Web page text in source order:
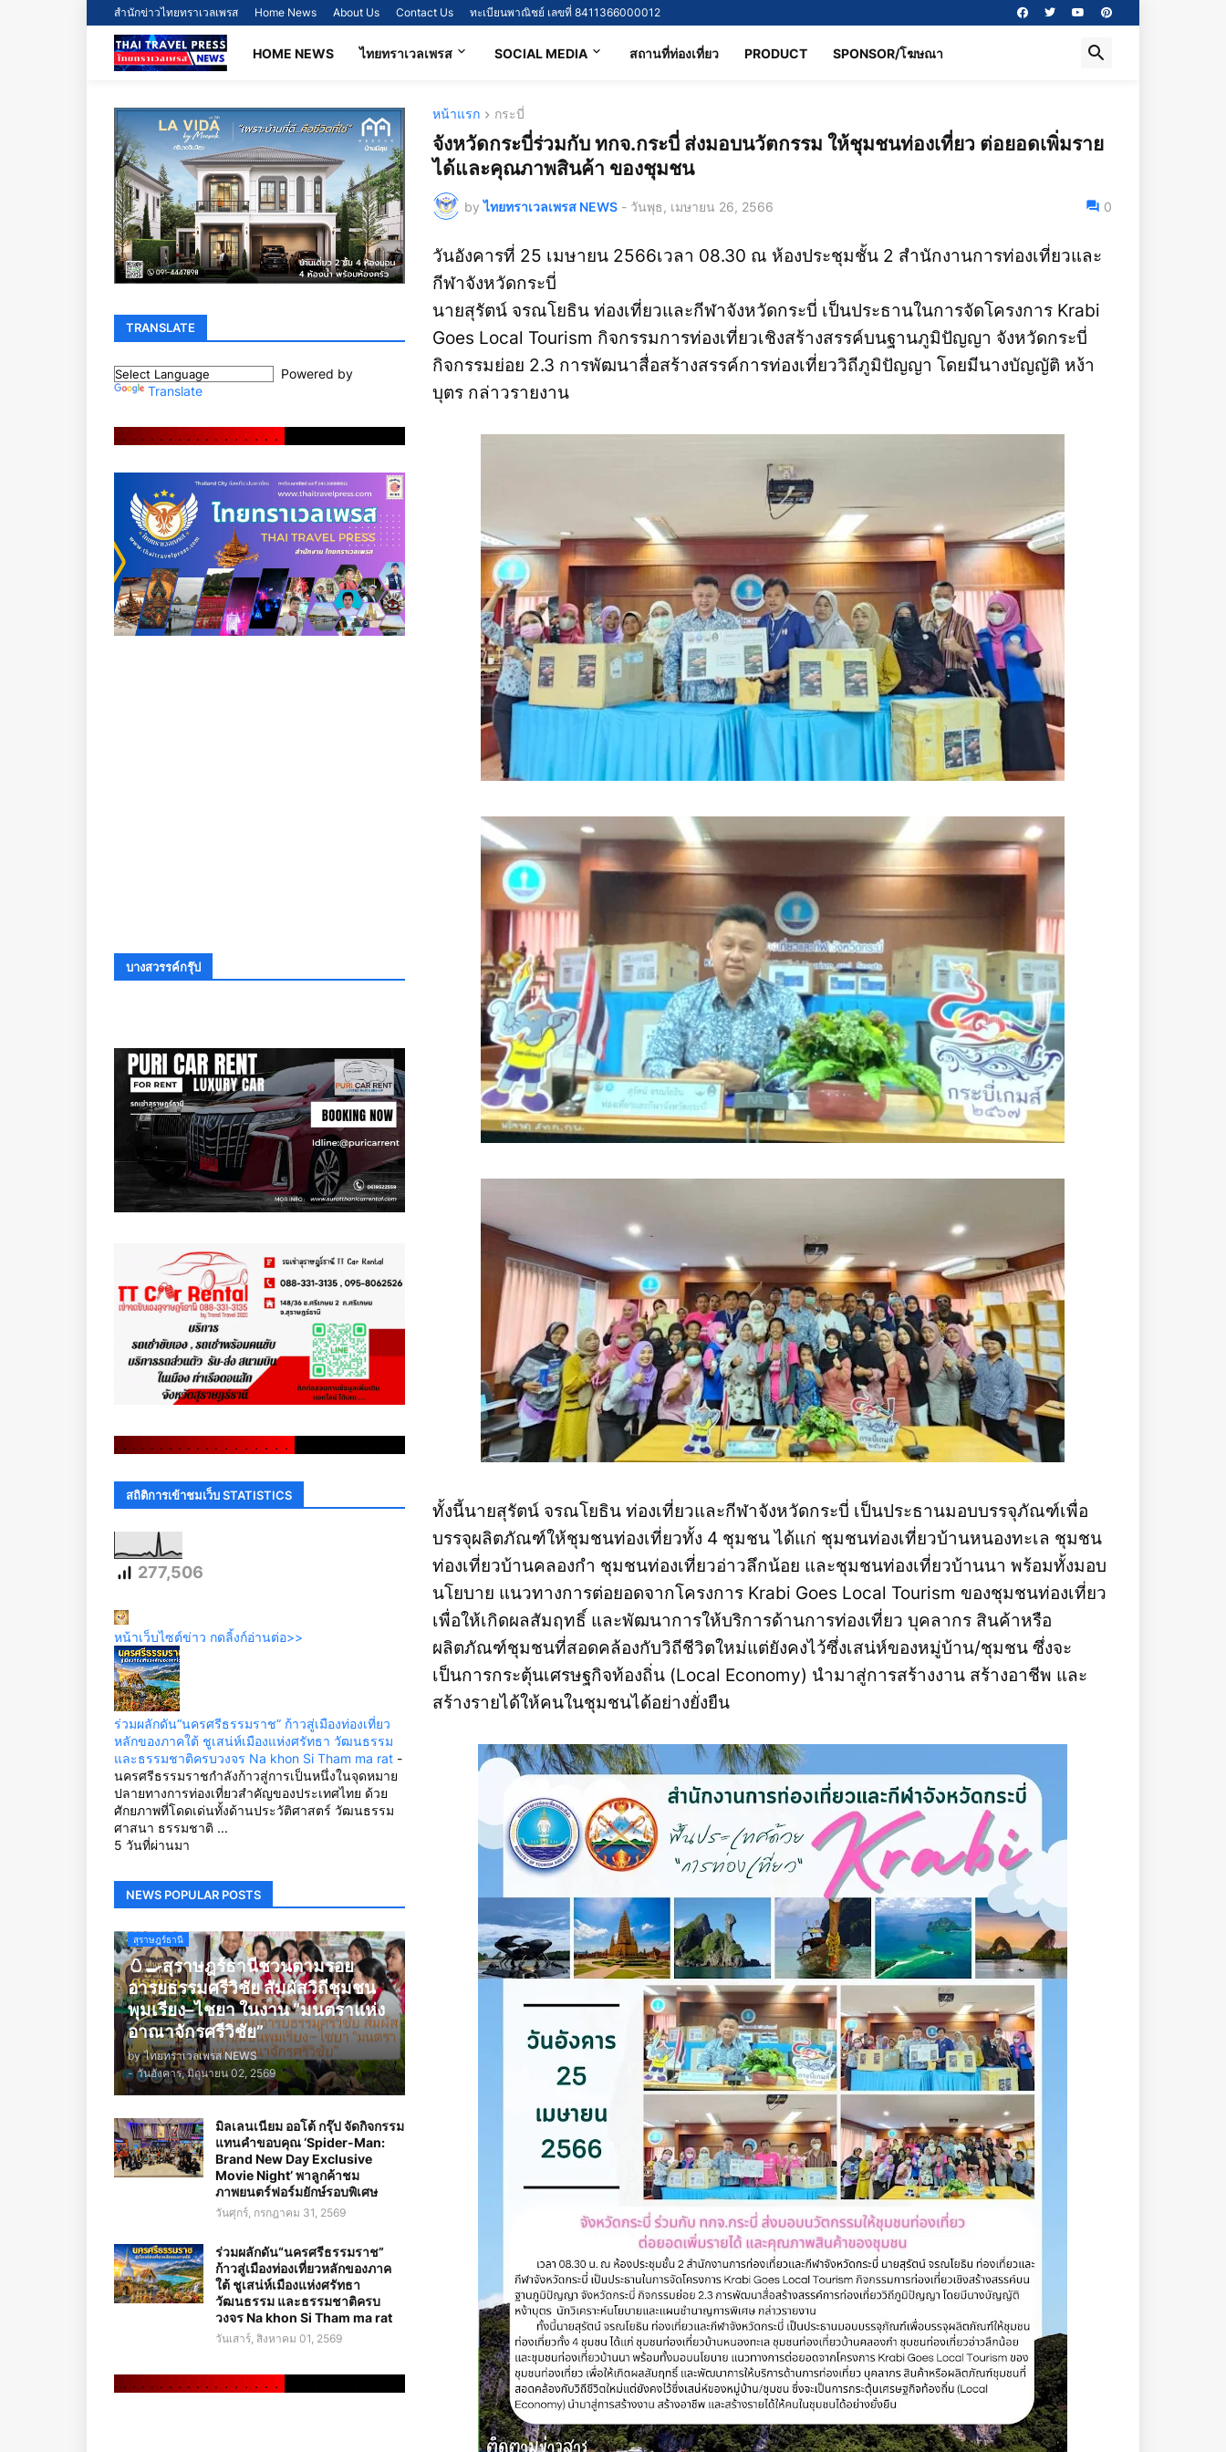
สำนักข่าวไทยทราเวลเพรส Home News About Us Contact Us ทะเบียนพาณิชย์ เลขที่ 8411366000012
HOME NEWS ไทยทราเวลเพรส SOCIAL MEDIA สถานที่ท่องเที่ยว PRODUCT SPONSOR/โฆษณา
หน้าแรก กระบี่
จังหวัดกระบี่ร่วมกับ ทกจ.กระบี่ ส่งมอบนวัตกรรม ให้ชุมชนท่องเที่ยว ต่อยอดเพิ่มราย
ได้และคุณภาพสินค้า ของชุมชน
by ไทยทราเวลเพรส NEWS - วันพุธ, เมษายน 26, 2566 0
วันอังคารที่ 25 เมษายน 2566เวลา 08.30 ณ ห้องประชุมชั้น 2 สำนักงานการท่องเที่ยวและ
กีฬาจังหวัดกระบี่
นายสุรัตน์ จรณโยธิน ท่องเที่ยวและกีฬาจังหวัดกระบี่ เป็นประธานในการจัดโครงการ Krabi
Goes Local Tourism กิจกรรมการท่องเที่ยวเชิงสร้างสรรค์บนฐานภูมิปัญญา จังหวัดกระบี่
กิจกรรมย่อย 2.3 การพัฒนาสื่อสร้างสรรค์การท่องเที่ยววิถีภูมิปัญญา โดยมีนางบัญญัติ หง้า
บุตร กล่าวรายงาน
ทั้งนี้นายสุรัตน์ จรณโยธิน ท่องเที่ยวและกีฬาจังหวัดกระบี่ เป็นประธานมอบบรรจุภัณฑ์เพื่อ
บรรจุผลิตภัณฑ์ให้ชุมชนท่องเที่ยวทั้ง 4 ชุมชน ได้แก่ ชุมชนท่องเที่ยวบ้านหนองทะเล ชุมชน
ท่องเที่ยวบ้านคลองกำ ชุมชนท่องเที่ยวอ่าวลึกน้อย และชุมชนท่องเที่ยวบ้านนา พร้อมทั้งมอบ
นโยบาย แนวทางการต่อยอดจากโครงการ Krabi Goes Local Tourism ของชุมชนท่องเที่ยว
เพื่อให้เกิดผลสัมฤทธิ์ และพัฒนาการให้บริการด้านการท่องเที่ยว บุคลากร สินค้าหรือ
ผลิตภัณฑ์ชุมชนที่สอดคล้องกับวิถีชีวิตใหม่แต่ยังคงไว้ซึ่งเสน่ห์ของหมู่บ้าน/ชุมชน ซึ่งจะ
เป็นการกระตุ้นเศรษฐกิจท้องถิ่น (Local Economy) นำมาสู่การสร้างงาน สร้างอาชีพ และ
สร้างรายได้ให้คนในชุมชนได้อย่างยั่งยืน
TRANSLATE
Powered by
Translate
. . . . . . . . . . . . . . . . . .
บางสวรรค์กรุ๊ป
. . . . . . . . . . . . . . . . . . .
สถิติการเข้าชมเว็บ STATISTICS
277,506
หน้าเว็บไซต์ข่าว กดลิ้งก์อ่านต่อ>>
ร่วมผลักดัน“นครศรีธรรมราช” ก้าวสู่เมืองท่องเที่ยว
หลักของภาคใต้ ชูเสน่ห์เมืองแห่งศรัทธา วัฒนธรรม
และธรรมชาติครบวงจร Na khon Si Tham ma rat -
นครศรีธรรมราชกำลังก้าวสู่การเป็นหนึ่งในจุดหมาย
ปลายทางการท่องเที่ยวสำคัญของประเทศไทย ด้วย
ศักยภาพที่โดดเด่นทั้งด้านประวัติศาสตร์ วัฒนธรรม
ศาสนา ธรรมชาติ ...
5 วันที่ผ่านมา
NEWS POPULAR POSTS
สุราษฎร์ธานี
🥚🍳สุราษฎร์ธานีชวนตามรอย
อารยธรรมศรีวิชัย สัมผัสวิถีชุมชน
พุมเรียง–ไชยา ในงาน “มนตราแห่ง
อาณาจักรศรีวิชัย”
by ไทยทราเวลเพรส NEWS
- วันอังคาร, มิถุนายน 02, 2569
มิลเลนเนียม ออโต้ กรุ๊ป จัดกิจกรรม
แทนคำขอบคุณ ‘Spider-Man:
Brand New Day Exclusive
Movie Night’ พาลูกค้าชม
ภาพยนตร์ฟอร์มยักษ์รอบพิเศษ
วันศุกร์, กรกฎาคม 31, 2569
ร่วมผลักดัน“นครศรีธรรมราช”
ก้าวสู่เมืองท่องเที่ยวหลักของภาค
ใต้ ชูเสน่ห์เมืองแห่งศรัทธา
วัฒนธรรม และธรรมชาติครบ
วงจร Na khon Si Tham ma rat
วันเสาร์, สิงหาคม 01, 2569
. . . . . . . . . . . . . . . . . .